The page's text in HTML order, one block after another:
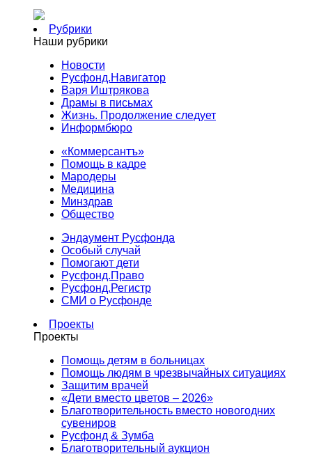
Рубрики
Наши рубрики
Новости
Русфонд.Навигатор
Варя Иштрякова
Драмы в письмах
Жизнь. Продолжение следует
Информбюро
«Коммерсантъ»
Помощь в кадре
Мародеры
Медицина
Минздрав
Общество
Эндаумент Русфонда
Особый случай
Помогают дети
Русфонд.Право
Русфонд.Регистр
СМИ о Русфонде
Проекты
Проекты
Помощь детям в больницах
Помощь людям в чрезвычайных ситуациях
Защитим врачей
«Дети вместо цветов – 2026»
Благотворительность вместо новогодних
сувениров
Русфонд & Зумба
Благотворительный аукцион